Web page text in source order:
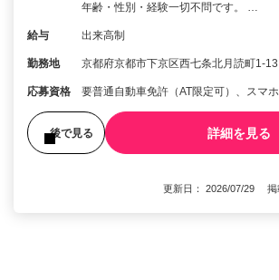
年齢・性別・経験一切不問です。 …
給与 出来高制
勤務地 京都府京都市下京区西七条北月読町1-
応募資格 要普通自動車免許（AT限定可）、スマ
後で見る 詳細を見る
更新日： 2026/07/29 掲